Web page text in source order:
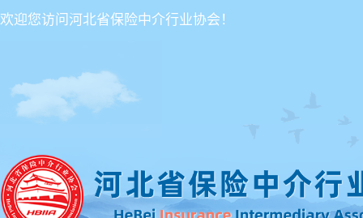
欢迎您访问河北省保险中介行业协会！